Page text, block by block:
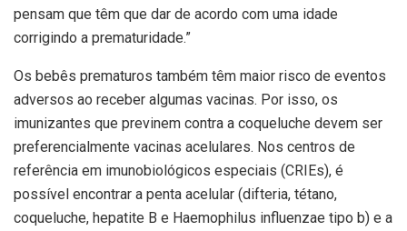
pensam que têm que dar de acordo com uma idade
corrigindo a prematuridade.”
Os bebês prematuros também têm maior risco de eventos
adversos ao receber algumas vacinas. Por isso, os
imunizantes que previnem contra a coqueluche devem ser
preferencialmente vacinas acelulares. Nos centros de
referência em imunobiológicos especiais (CRIEs), é
possível encontrar a penta acelular (difteria, tétano,
coqueluche, hepatite B e Haemophilus influenzae tipo b) e a